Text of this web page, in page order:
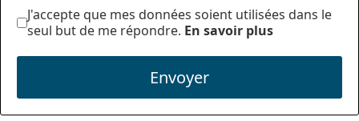
J'accepte que mes données soient utilisées dans le
seul but de me répondre. En savoir plus
Envoyer